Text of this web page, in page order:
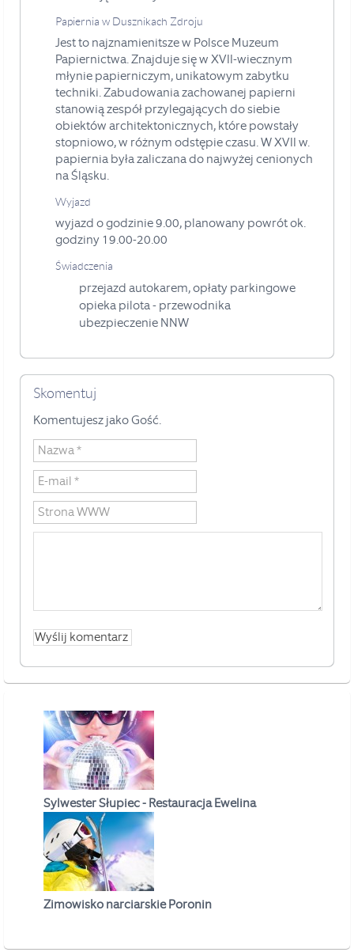
Papiernia w Dusznikach Zdroju
Jest to najznamienitsze w Polsce Muzeum
Papiernictwa. Znajduje się w XVII-wiecznym
młynie papierniczym, unikatowym zabytku
techniki. Zabudowania zachowanej papierni
stanowią zespół przylegających do siebie
obiektów architektonicznych, które powstały
stopniowo, w różnym odstępie czasu. W XVII w.
papiernia była zaliczana do najwyżej cenionych
na Śląsku.
Wyjazd
wyjazd o godzinie 9.00, planowany powrót ok.
godziny 19.00-20.00
Świadczenia
przejazd autokarem, opłaty parkingowe
opieka pilota - przewodnika
ubezpieczenie NNW
Skomentuj
Komentujesz jako Gość.
Sylwester Słupiec - Restauracja Ewelina
Zimowisko narciarskie Poronin